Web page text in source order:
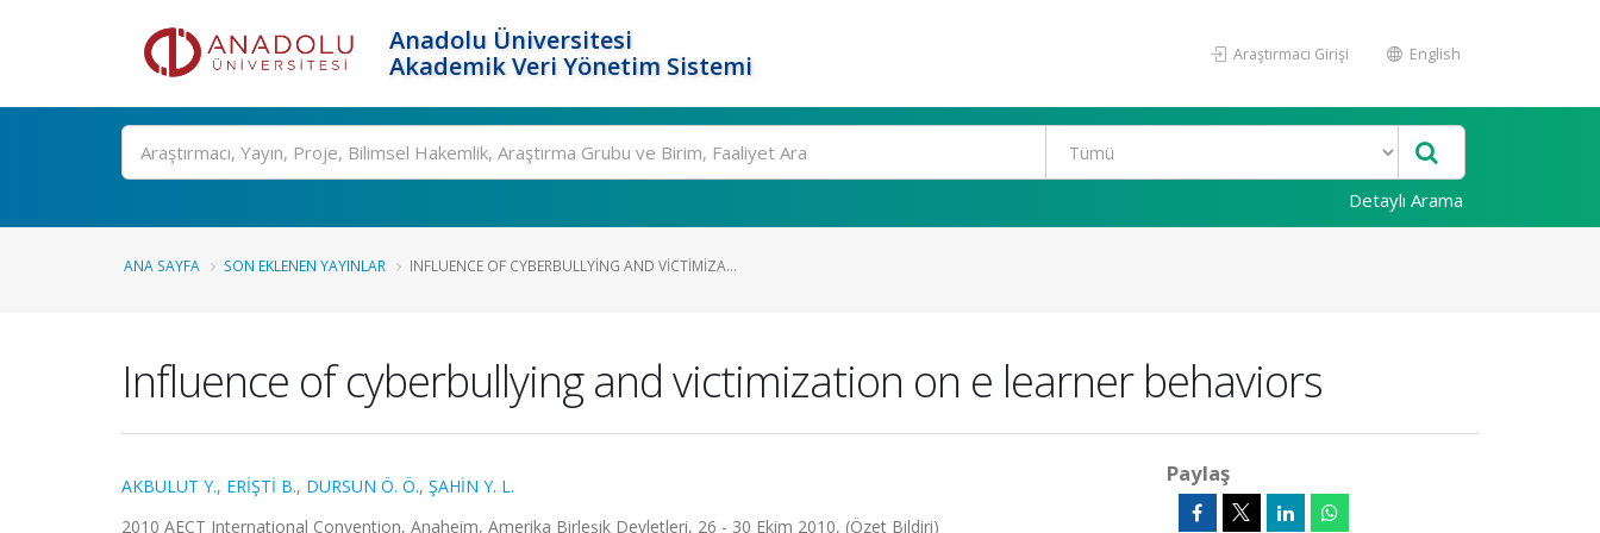
Anadolu Üniversitesi
Akademik Veri Yönetim Sistemi
Araştırmacı Girişi English
Ara
Detaylı Arama
ANA SAYFA SON EKLENEN YAYINLAR INFLUENCE OF CYBERBULLYING AND VICTIMIZA...
Influence of cyberbullying and victimization on e learner behaviors
AKBULUT Y., ERİŞTİ B., DURSUN Ö. Ö., ŞAHİN Y. L.
2010 AECT International Convention, Anaheim, Amerika Birleşik Devletleri, 26 - 30 Ekim 2010, (Özet Bildiri)
Paylaş